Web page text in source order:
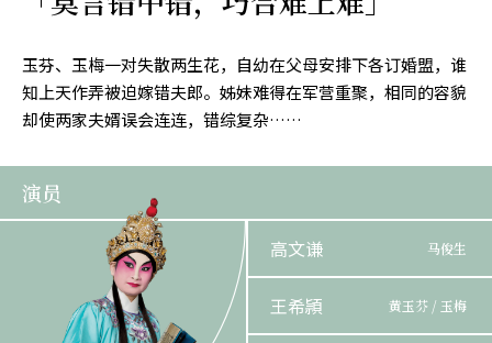
玉芬、玉梅一对失散两生花，自幼在父母安排下各订婚盟，谁
知上天作弄被迫嫁错夫郎。姊妹难得在军营重聚，相同的容貌
却使两家夫婿误会连连，错综复杂……
演员
高文谦 马俊生
王希頴 黄玉芬 / 玉梅